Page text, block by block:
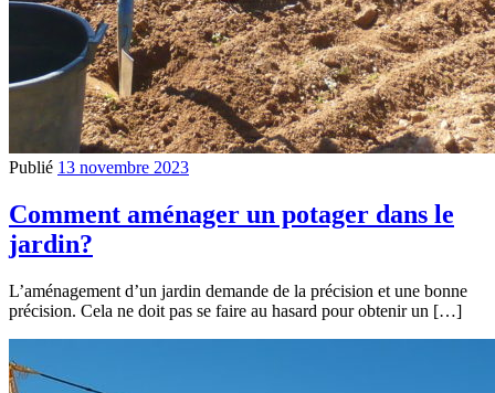
Publié 13 novembre 2023
Comment aménager un potager dans le
jardin?
L’aménagement d’un jardin demande de la précision et une bonne
précision. Cela ne doit pas se faire au hasard pour obtenir un […]